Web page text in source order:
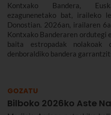
Kontxako Bandera,
ezagunenetako bat, iraileko
Donostian. 2026an, irailaren
Kontxako Banderaren ordutegi
baita estropadak
denboraldiko bandera
GOZATU
Bilboko 2026ko Aste